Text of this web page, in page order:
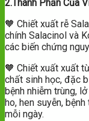
2.Thành Phần Của
🧡 Chiết xuất rễ
chính Salacinol và
các biến chứng
🧡 Chiết xuất xuất
chất sinh học, đặc
bệnh nhiễm trùng,
ho, hen suyễn,
mỗi ngày.